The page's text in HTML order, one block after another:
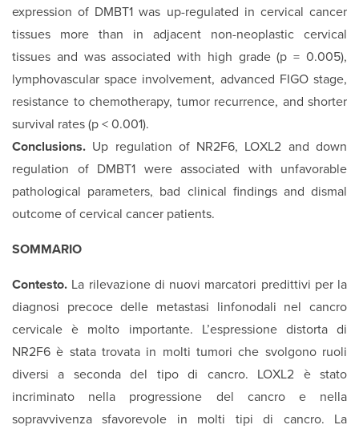
expression of DMBT1 was up-regulated in cervical cancer
tissues more than in adjacent non-neoplastic cervical
tissues and was associated with high grade (p = 0.005),
lymphovascular space involvement, advanced FIGO stage,
resistance to chemotherapy, tumor recurrence, and shorter
survival rates (p < 0.001).
Conclusions. Up regulation of NR2F6, LOXL2 and down
regulation of DMBT1 were associated with unfavorable
pathological parameters, bad clinical findings and dismal
outcome of cervical cancer patients.
SOMMARIO
Contesto. La rilevazione di nuovi marcatori predittivi per la
diagnosi precoce delle metastasi linfonodali nel cancro
cervicale è molto importante. L’espressione distorta di
NR2F6 è stata trovata in molti tumori che svolgono ruoli
diversi a seconda del tipo di cancro. LOXL2 è stato
incriminato nella progressione del cancro e nella
sopravvivenza sfavorevole in molti tipi di cancro. La